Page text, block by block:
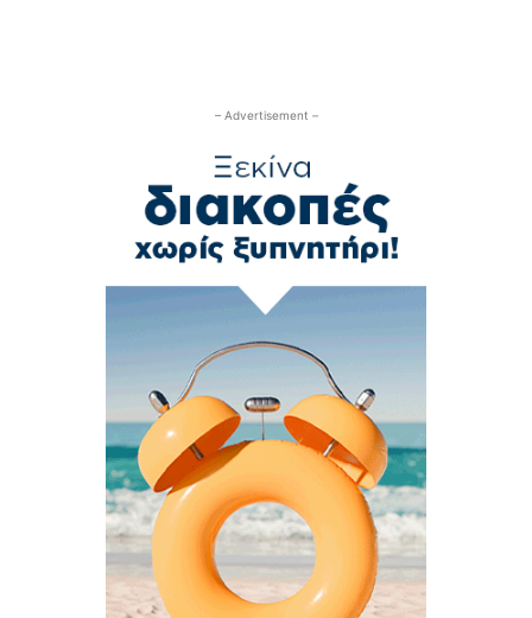
– Advertisement –